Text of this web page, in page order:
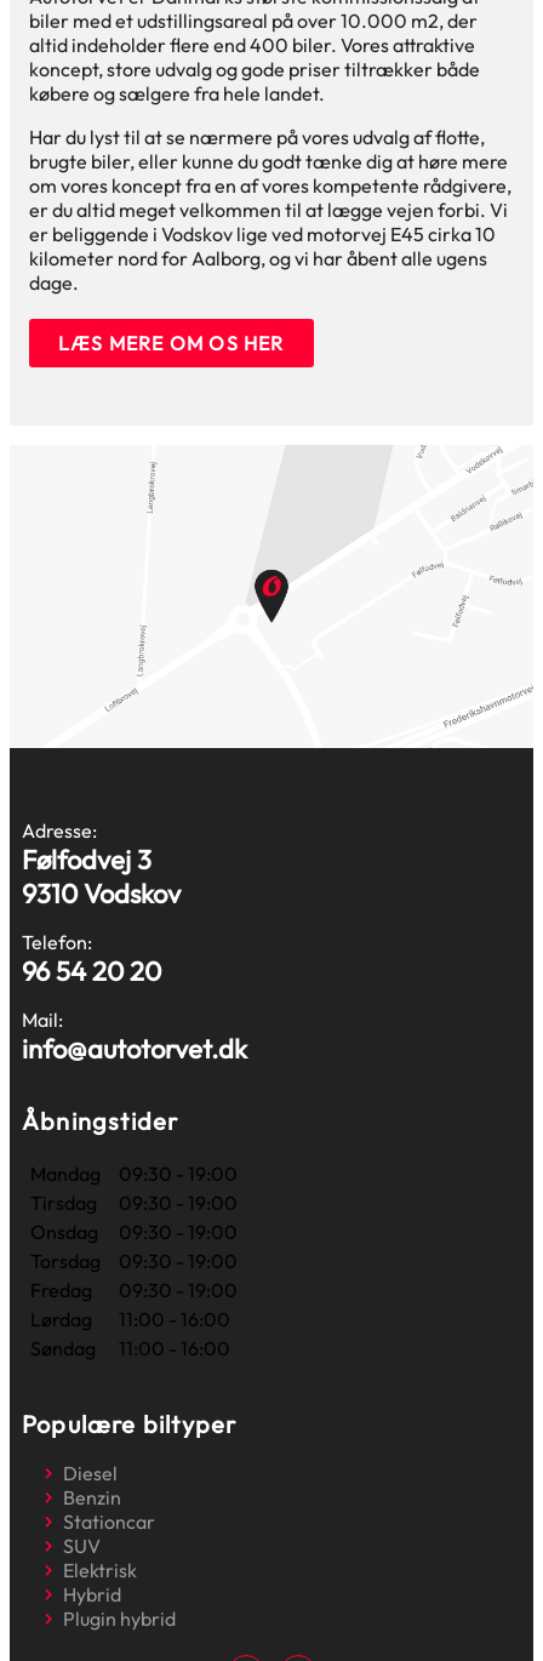
biler med et udstillingsareal på over 10.000 m2, der
altid indeholder flere end 400 biler. Vores attraktive
koncept, store udvalg og gode priser tiltrækker både
købere og sælgere fra hele landet.
Har du lyst til at se nærmere på vores udvalg af flotte,
brugte biler, eller kunne du godt tænke dig at høre mere
om vores koncept fra en af vores kompetente rådgivere,
er du altid meget velkommen til at lægge vejen forbi. Vi
er beliggende i Vodskov lige ved motorvej E45 cirka 10
kilometer nord for Aalborg, og vi har åbent alle ugens
dage.
LÆS MERE OM OS HER
Adresse:
Følfodvej 3
9310 Vodskov
Telefon:
96 54 20 20
Mail:
info@autotorvet.dk
Åbningstider
Mandag
09:30 - 19:00
Tirsdag
09:30 - 19:00
Onsdag
09:30 - 19:00
Torsdag
09:30 - 19:00
Fredag
09:30 - 19:00
Lørdag
11:00 - 16:00
Søndag
11:00 - 16:00
Populære biltyper
Diesel
Benzin
Stationcar
SUV
Elektrisk
Hybrid
Plugin hybrid